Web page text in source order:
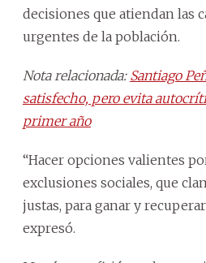
decisiones que atiendan las
urgentes de la población.
Nota relacionada: Santiago
satisfecho, pero evita
primer año
“Hacer opciones valientes
exclusiones sociales, que
justas, para ganar y
expresó.